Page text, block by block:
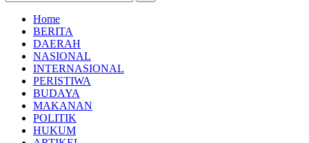
Home
BERITA
DAERAH
NASIONAL
INTERNASIONAL
PERISTIWA
BUDAYA
MAKANAN
POLITIK
HUKUM